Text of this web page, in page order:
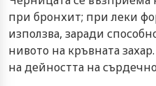
при бронхит; при леки
използва, заради
нивото на кръвната
на дейността на